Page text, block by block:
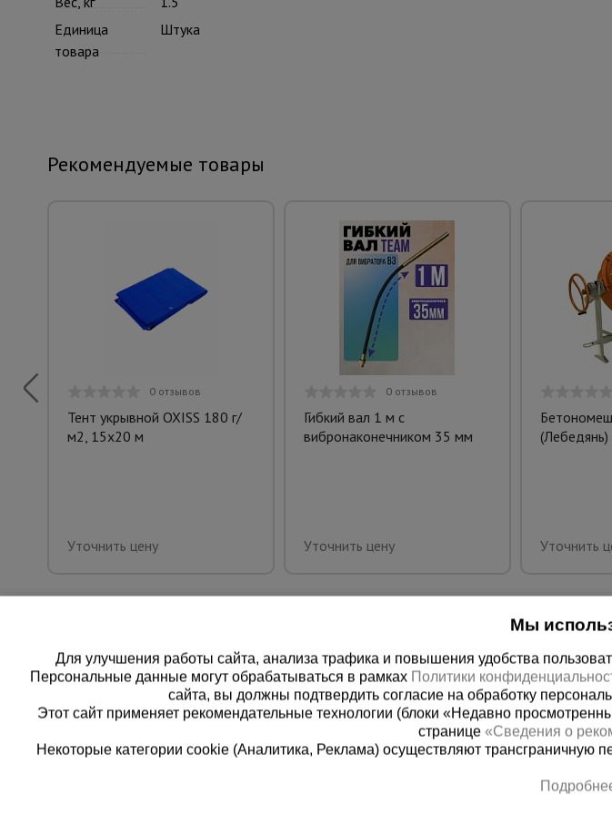
Единица
товара
Штука
Рекомендуемые товары
0 отзывов
Тент укрывной OXISS 180 г/
м2, 15х20 м
Уточнить цену
0 отзывов
Гибкий вал 1 м с
вибронаконечником 35 мм
Уточнить цену Уточнить
8 (800) 200-25-90
Мы
Для улучшения работы сайта, анализа трафика и повышения удобства
Персональные данные могут обрабатываться в рамках Политики
сайта, вы должны подтвердить согласие на обработку
Этот сайт применяет рекомендательные технологии (блоки «Недавно
странице «Сведения о
Некоторые категории cookie (Аналитика, Реклама) осуществляют